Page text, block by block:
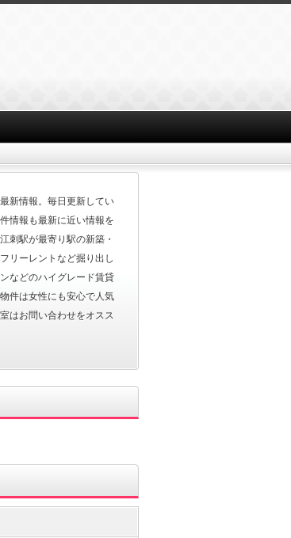
新情報。毎日更新してい
情報も最新に近い情報を
刺駅が最寄り駅の新築・
リーレントなど掘り出し
などのハイグレード賃貸
件は女性にも安心で人気
はお問い合わせをオスス